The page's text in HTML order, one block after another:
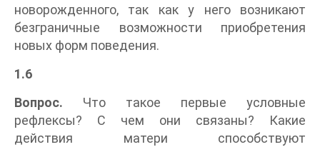
новорожденного, так как у него возникают
безграничные возможности приобретения
новых форм поведения.
1.6
Вопрос. Что такое первые условные
рефлексы? С чем они связаны? Какие
действия матери способствуют